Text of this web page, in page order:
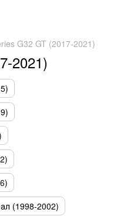
G32 GT (2017-2021)
2021)
(1998-2002)